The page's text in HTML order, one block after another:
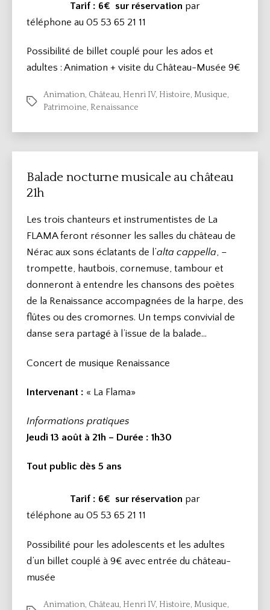
Tarif : 6€ sur réservation par
téléphone au 05 53 65 21 11
Possibilité de billet couplé pour les ados et
adultes : Animation + visite du Château-Musée 9€
Étiquettes
Animation, Château, Henri IV, Histoire, Musique,
Patrimoine, Renaissance
Balade nocturne musicale au château
21h
Les trois chanteurs et instrumentistes de La
FLAMA feront résonner les salles du château de
Nérac aux sons éclatants de l’alta cappella, –
trompette, hautbois, cornemuse, tambour et
donneront à entendre les chansons des poètes
de la Renaissance accompagnées de la harpe, des
flûtes ou des cromornes. Un temps convivial de
danse sera partagé à l’issue de la balade…
Concert de musique Renaissance
Intervenant : « La Flama»
Informations pratiques
Jeudi 13 août à 21h – Durée : 1h30
Tout public dès 5 ans
Tarif : 6€ sur réservation par
téléphone au 05 53 65 21 11
Possibilité pour les adolescents et les adultes
d’un billet couplé à 9€ avec entrée du château-
musée
Animation, Château, Henri IV, Histoire, Musique,